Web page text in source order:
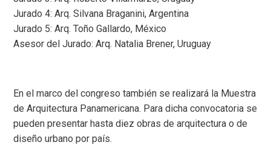
Jurado 4: Arq. Silvana Braganini, Argentina
Jurado 5: Arq. Toño Gallardo, México
Asesor del Jurado: Arq. Natalia Brener, Uruguay
En el marco del congreso también se realizará la Muestra
de Arquitectura Panamericana. Para dicha convocatoria se
pueden presentar hasta diez obras de arquitectura o de
diseño urbano por país.